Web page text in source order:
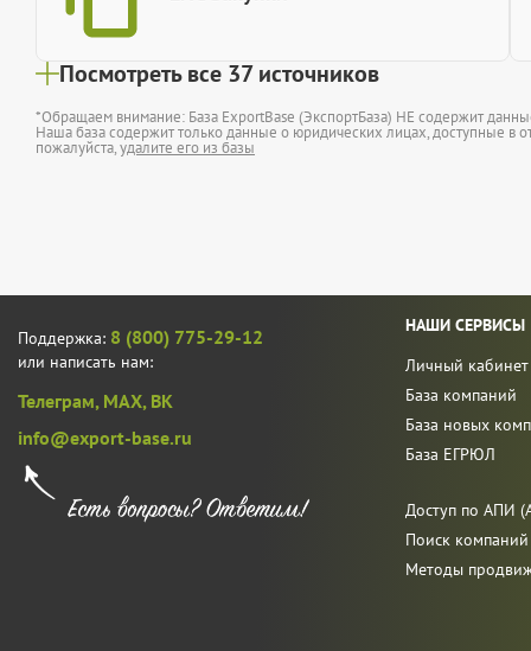
Посмотреть все 37 источников
*Обращаем внимание: База ExportBase (ЭкспортБаза) НЕ содержит
Наша база содержит только данные о юридических лицах, доступные в
пожалуйста,удалите его из базы
Поддержка: 8 (800) 775-29-12
или написать нам:
Телеграм, MAX, ВК
info@export-base.ru
НАШИ СЕРВИСЫ
Личный кабинет
База компаний
База новых
База ЕГРЮЛ
Доступ по АПИ
Поиск
Методы